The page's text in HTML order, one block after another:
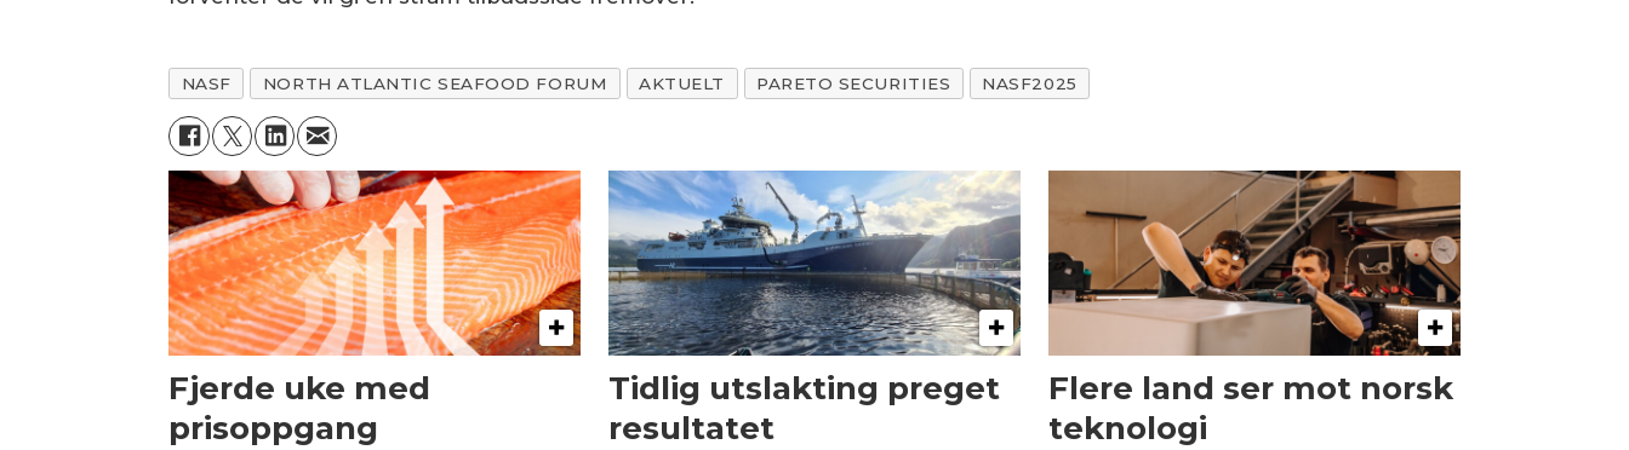
NASF NORTH ATLANTIC SEAFOOD FORUM AKTUELT PARETO SECURITIES NASF2025
Fjerde uke med
prisoppgang
Tidlig utslakting preget
resultatet
Flere land ser mot norsk
teknologi